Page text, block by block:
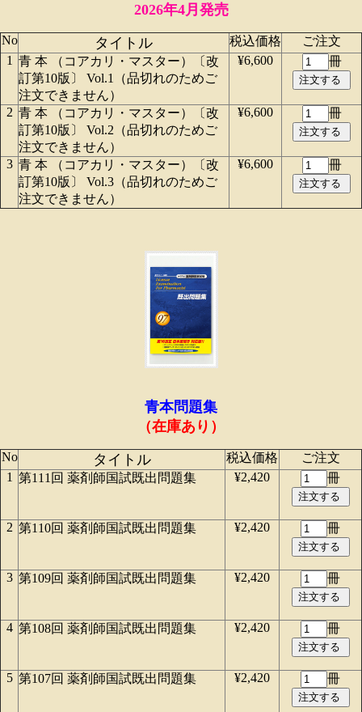
2026年4月発売
No タイトル 税込価格
ご注文
1 青 本 （コアカリ・マスター）〔改
訂第10版〕 Vol.1（品切れのためご
注文できません）
¥6,600 冊
2 青 本 （コアカリ・マスター）〔改
訂第10版〕 Vol.2（品切れのためご
注文できません）
¥6,600 冊
3 青 本 （コアカリ・マスター）〔改
訂第10版〕 Vol.3（品切れのためご
注文できません）
¥6,600 冊
青本問題集
（在庫あり）
No タイトル 税込価格
ご注文
1 第111回 薬剤師国試既出問題集 ¥2,420 冊
2 第110回 薬剤師国試既出問題集 ¥2,420 冊
3 第109回 薬剤師国試既出問題集 ¥2,420 冊
4 第108回 薬剤師国試既出問題集 ¥2,420 冊
5 第107回 薬剤師国試既出問題集 ¥2,420 冊